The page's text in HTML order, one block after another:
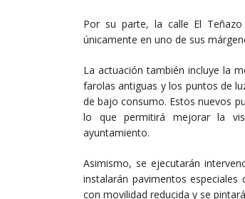
Por su parte, la calle El
únicamente en uno de sus
La actuación también incluye la
farolas antiguas y los puntos de
de bajo consumo. Estos nuevos
lo que permitirá mejorar la
ayuntamiento.
Asimismo, se ejecutarán
instalarán pavimentos
con movilidad reducida y se